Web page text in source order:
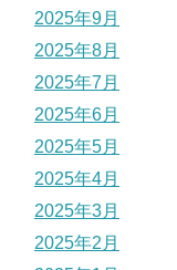
2025年9月
2025年8月
2025年7月
2025年6月
2025年5月
2025年4月
2025年3月
2025年2月